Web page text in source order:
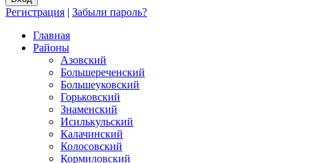
Регистрация | Забыли пароль?
Главная
Районы
Азовский
Большереченский
Большеуковский
Горьковский
Знаменский
Исилькульский
Калачинский
Колосовский
Кормиловский